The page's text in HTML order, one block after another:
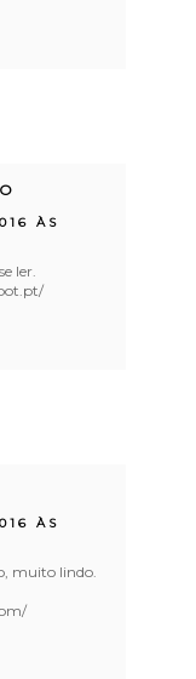
ÀS
ler.
ÀS
muito lindo.